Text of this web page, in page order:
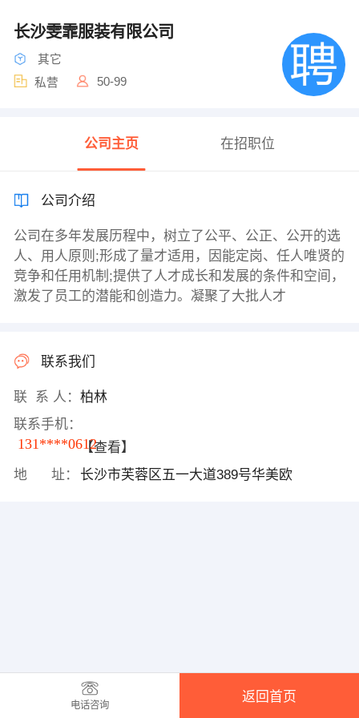
长沙雯霏服装有限公司
其它
私营
50-99
公司主页 在招职位
公司介绍
公司在多年发展历程中，树立了公平、公正、公开的选
人、用人原则;形成了量才适用，因能定岗、任人唯贤的
竞争和任用机制;提供了人才成长和发展的条件和空间，
激发了员工的潜能和创造力。凝聚了大批人才
联系我们
联 系 人： 柏林
联系手机：
131****0612【查看】
地 址：
长沙市芙蓉区五一大道389号华美欧
电话咨询
返回首页